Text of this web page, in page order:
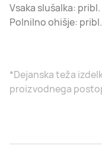
Vsaka slušalka:
Polnilno ohišje:
*Dejanska teža
proizvodnega